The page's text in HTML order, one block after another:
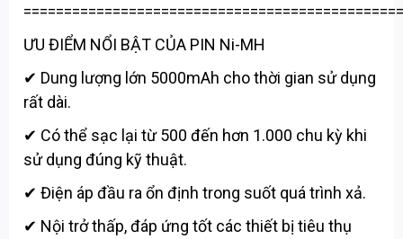
ƯU ĐIỂM NỔI BẬT CỦA PIN Ni-MH
✔ Dung lượng lớn 5000mAh cho thời gian sử dụng
rất dài.
✔ Có thể sạc lại từ 500 đến hơn 1.000 chu kỳ khi
sử dụng đúng kỹ thuật.
✔ Điện áp đầu ra ổn định trong suốt quá trình xả.
✔ Nội trở thấp, đáp ứng tốt các thiết bị tiêu thụ